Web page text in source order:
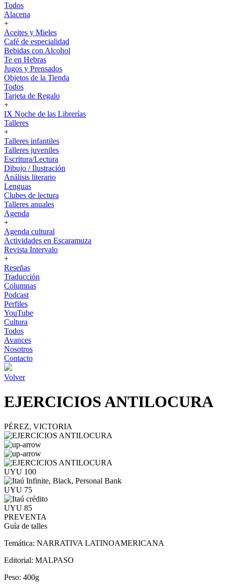
Todos
Alacena
+
Aceites y Mieles
Café de especialidad
Bebidas con Alcohol
Te en Hebras
Jugos y Prensados
Objetos de la Tienda
Todos
Tarjeta de Regalo
+
IX Noche de las Librerías
Talleres
+
Talleres infantiles
Talleres juveniles
Escritura/Lectura
Dibujo / Ilustración
Análisis literario
Lenguas
Clubes de lectura
Talleres anuales
Agenda
+
Agenda cultural
Actividades en Escaramuza
Revista Intervalo
+
Reseñas
Traducción
Columnas
Podcast
Perfiles
YouTube
Cultura
Todos
Avances
Nosotros
Contacto
Volver
EJERCICIOS ANTILOCURA
PÉREZ, VICTORIA
UYU 100
UYU 75
UYU 85
PREVENTA
Guía de talles
Temática: NARRATIVA LATINOAMERICANA
Editorial: MALPASO
Peso: 400g